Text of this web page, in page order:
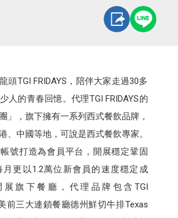
頭TGI FRIDAYS，陪伴大家走過30多
人的青春回憶。代理TGI FRIDAYS的
」，旗下擁有一系列西式餐飲品牌，
、中國等地，可說是西式餐飲專家。
號打造為會員平台，開展穩定鞏固
月更以1.2萬位新會員的速度穩定成
旗下餐廳，代理品牌包含TGI
前三大連鎖餐廳德州鮮切牛排Texas